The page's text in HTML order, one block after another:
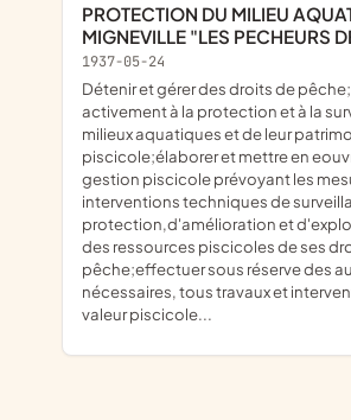
PROTECTION DU MILIEU
MIGNEVILLE "LES PECHEURS
1937-05-24
détenir et gérer des droits de pêche;participer
activement à la protection et à la
milieux aquatiques et de leur
piscicole;élaborer et mettre en
gestion piscicole prévoyant les
interventions techniques de
protection,d'amélioration et
des ressources piscicoles de ses
pêche;effectuer sous réserve des
nécessaires, tous travaux et
valeur piscicole...